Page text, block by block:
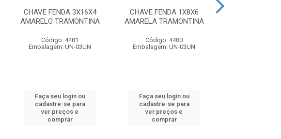
CHAVE FENDA 3X16X4
AMARELO TRAMONTINA
Código: 4481
Embalagem: UN-03UN
Faça seu login ou
cadastre-se para
ver preços e
comprar
CHAVE FENDA 1X8X6
AMARELA TRAMONTINA
Código: 4480
Embalagem: UN-03UN
Faça seu login ou
cadastre-se para
ver preços e
comprar